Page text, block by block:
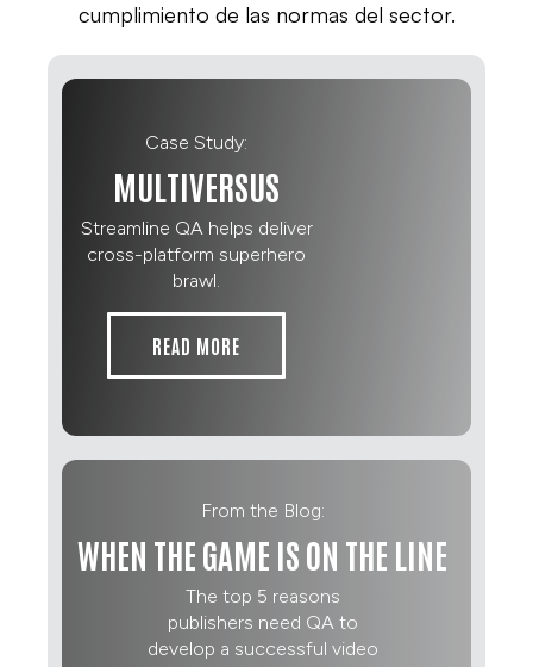
cumplimiento de las normas del sector.
Case Study:
MULTIVERSUS
Streamline QA helps deliver
cross-platform superhero
brawl.
READ MORE
From the Blog:
WHEN THE GAME IS ON THE LINE
The top 5 reasons
publishers need QA to
develop a successful video